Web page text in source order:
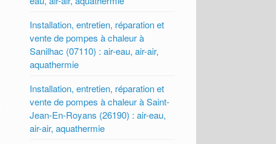
Installation, entretien, réparation et
vente de pompes à chaleur à
Sanilhac (07110) : air-eau, air-air,
aquathermie
Installation, entretien, réparation et
vente de pompes à chaleur à Saint-
Jean-En-Royans (26190) : air-eau,
air-air, aquathermie